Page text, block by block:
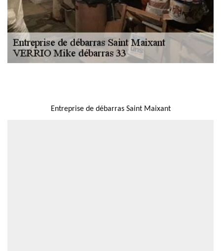
Entreprise de débarras Saint Maixant